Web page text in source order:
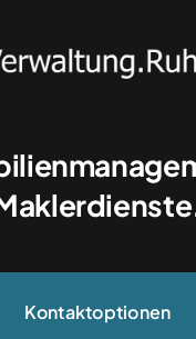
Kontaktoptionen